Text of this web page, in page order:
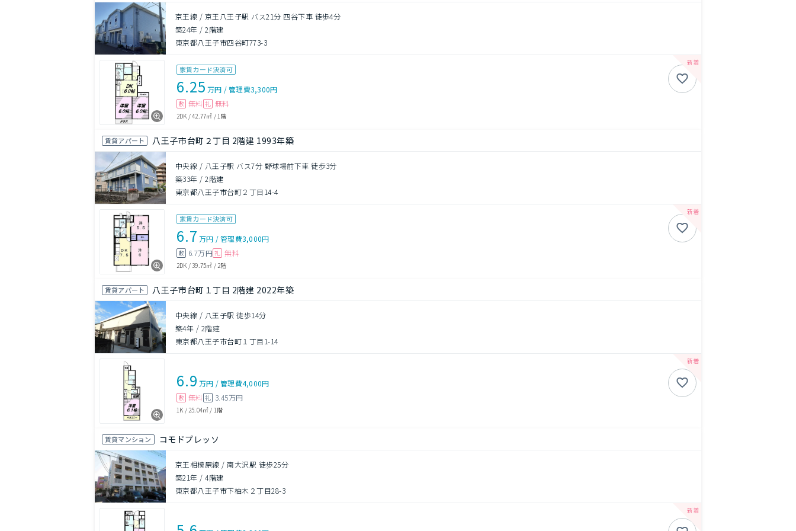
京王線 / 京王八王子駅 バス21分 四谷下車 徒歩4分
築24年 /2階建
東京都八王子市四谷町773-3
家賃カード決済可
6.25 万円 /管理費3,300円
敷 無料 礼 無料
2DK /42.77㎡ /1階
賃貸アパート 八王子市台町２丁目 2階建 1993年築
中央線 / 八王子駅 バス7分 野球場前下車 徒歩3分
築33年 /2階建
東京都八王子市台町２丁目14-4
家賃カード決済可
6.7 万円 /管理費3,000円
敷 6.7万円 礼 無料
2DK /39.75㎡ /2階
賃貸アパート 八王子市台町１丁目 2階建 2022年築
中央線 / 八王子駅 徒歩14分
築4年 / 2階建
東京都八王子市台町１丁目1-14
6.9 万円 /管理費4,000円
敷 無料 礼 3.45万円
1K / 25.04㎡ / 1階
賃貸マンション コモドプレッソ
京王相模原線 / 南大沢駅 徒歩25分
築21年 /4階建
東京都八王子市下柚木２丁目28-3